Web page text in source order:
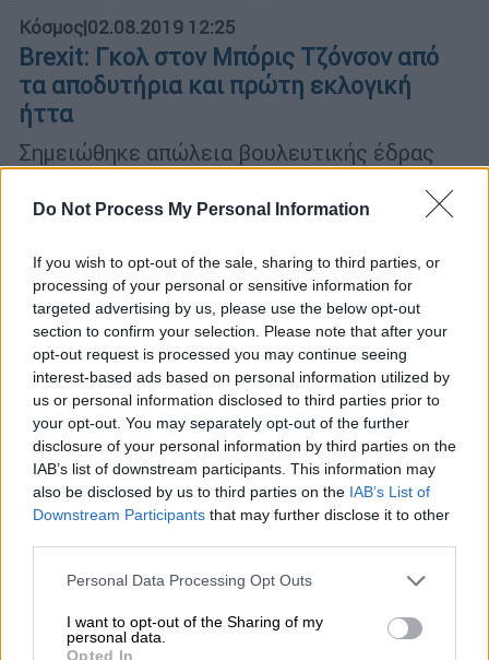
Do Not Process My Personal Information
If you wish to opt-out of the sale, sharing to third parties, or
processing of your personal or sensitive information for
targeted advertising by us, please use the below opt-out
section to confirm your selection. Please note that after your
opt-out request is processed you may continue seeing
interest-based ads based on personal information utilized by
us or personal information disclosed to third parties prior to
your opt-out. You may separately opt-out of the further
disclosure of your personal information by third parties on the
IAB’s list of downstream participants. This information may
also be disclosed by us to third parties on the IAB’s List of
Downstream Participants that may further disclose it to other
Please note that this website/app uses one or more Google
not limited to your visit or usage behaviour. You may click to
grant or deny consent to Google and its third-party tags to
Personal Data Processing Opt Outs
I want to opt-out of the Sharing of my
personal data.
Opted In
Κόσμος|02.08.2019 12:25
Brexit: Γκολ στον Μπόρις Τζόνσον από
τα αποδυτήρια και πρώτη εκλογική
ήττα
Σημειώθηκε απώλεια βουλευτικής έδρας
Φιλελεύθερων Δημοκρατών
ΑΛΛΑ #TAGS
ειδήσεις τώρα
Σπαρτιάτες
ΣΥΡΙΖΑ
Βουλή
Ημαθία
Νέα Δημοκρατία
Μπόρις Τζόνσον